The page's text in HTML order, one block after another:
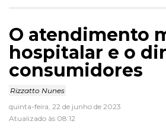
O atendimento
hospitalar e o
consumidores
Rizzatto Nunes
quinta-feira, 22 de junho de 2023
Atualizado às 08:12